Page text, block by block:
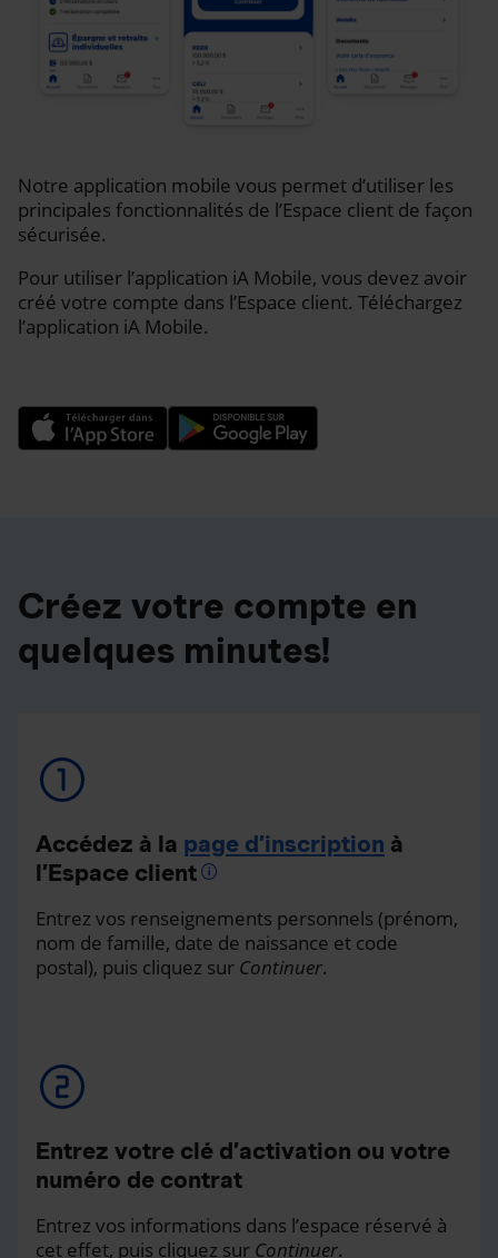
Notre application mobile vous permet d’utiliser les
principales fonctionnalités de l’Espace client de façon
sécurisée.
Pour utiliser l’application iA Mobile, vous devez avoir
créé votre compte dans l’Espace client. Téléchargez
l’application iA Mobile.
Créez votre compte en
quelques minutes!
Accédez à la page d’inscription à
l’Espace client
Entrez vos renseignements personnels (prénom,
nom de famille, date de naissance et code
postal), puis cliquez sur Continuer.
Entrez votre clé d’activation ou votre
numéro de contrat
Entrez vos informations dans l’espace réservé à
cet effet, puis cliquez sur Continuer.